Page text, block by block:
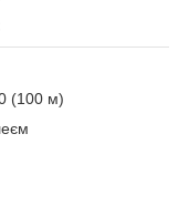
(100 м)